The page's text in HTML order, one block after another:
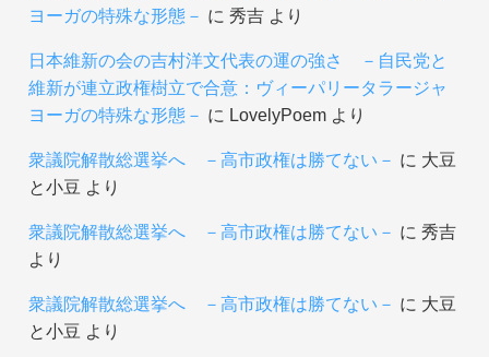
ヨーガの特殊な形態－ に 秀吉より
日本維新の会の吉村洋文代表の運の強さ －自民党と
維新が連立政権樹立で合意：ヴィーパリータラージャ
ヨーガの特殊な形態－ に LovelyPoemより
衆議院解散総選挙へ －高市政権は勝てない－ に 大豆
と小豆 より
衆議院解散総選挙へ －高市政権は勝てない－ に 秀吉
より
衆議院解散総選挙へ －高市政権は勝てない－ に 大豆
と小豆 より